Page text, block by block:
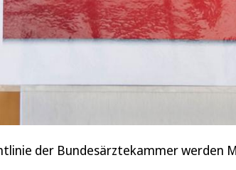
der Bundesärztekammer werden